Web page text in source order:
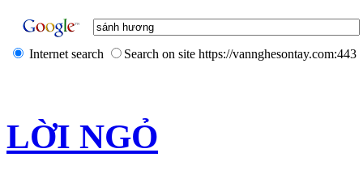
Internet search Search on site https://vannghesontay.com:443
LỜI NGỎ